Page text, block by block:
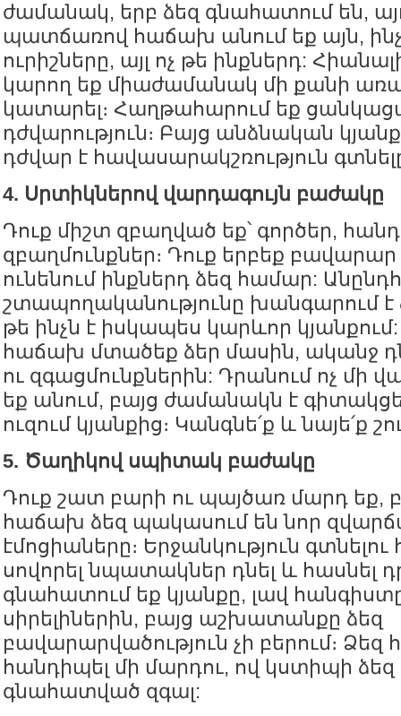
ժամանակ, երբ ձեզ գնահատում են,
պատճառով հաճախ անում եք այն, ինչ
ուրիշները, այլ ոչ թե ինքներդ:
կարող եք միաժամանակ մի քանի
կատարել։ Հաղթահարում եք
դժվարություն։ Բայց անձնական
դժվար է հավասարակշռություն
4. Սրտիկներով վարդագույն բաժակը
Դուք միշտ զբաղված եք՝ գործեր,
զբաղմունքներ։ Դուք երբեք
ունենում ինքներդ ձեզ համար:
շտապողականությունը խանգարում է
թե ինչն է իսկապես կարևոր
հաճախ մտածեք ձեր մասին, ականջ
ու զգացմունքներին: Դրանում ոչ մի
եք անում, բայց ժամանակն է
ուզում կյանքից։ Կանգնե՛ք և նայե՛ք
5. Ծաղիկով սպիտակ բաժակը
Դուք շատ բարի ու պայծառ մարդ եք,
հաճախ ձեզ պակասում են նոր
էմոցիաները։ Երջանկություն
սովորել նպատակներ դնել և հասնել
գնահատում եք կյանքը, լավ
սիրելիներին, բայց աշխատանքը ձեզ
բավարարվածություն չի բերում։
հանդիպել մի մարդու, ով կստիպի
գնահատված զգալ: